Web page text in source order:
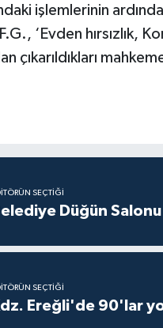
işlemlerinin
‘Evden hırsızlık,
çıkarıldıkları
SEÇTIĞI
Düğün
SEÇTIĞI
Ereğli'de 90'lar